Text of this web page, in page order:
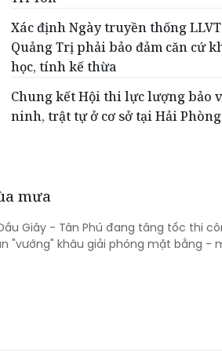
Xác định Ngày truyền thống LLVT
Quảng Trị phải bảo đảm căn cứ
học, tính kế thừa
Chung kết Hội thi lực lượng bảo
ninh, trật tự ở cơ sở tại Hải Phòng
mưa
Giây - Tân Phú đang tăng tốc thi
"vướng" khâu giải phóng mặt bằng -